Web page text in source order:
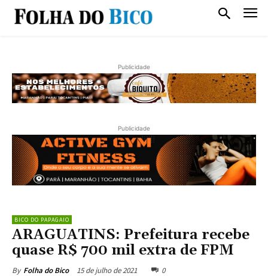
Publicidade
Publicidade
BICO DO PAPAGAIO
ARAGUATINS: Prefeitura recebe
quase R$ 700 mil extra de FPM
By Folha do Bico 15 de julho de 2021 0